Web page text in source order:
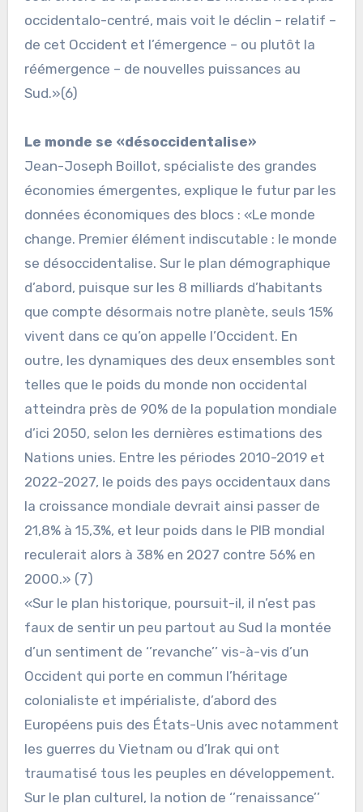
occidentalo-centré, mais voit le déclin – relatif –
de cet Occident et l’émergence – ou plutôt la
réémergence – de nouvelles puissances au
Sud.»(6)
Le monde se «désoccidentalise»
Jean-Joseph Boillot, spécialiste des grandes
économies émergentes, explique le futur par les
données économiques des blocs : «Le monde
change. Premier élément indiscutable : le monde
se désoccidentalise. Sur le plan démographique
d’abord, puisque sur les 8 milliards d’habitants
que compte désormais notre planète, seuls 15%
vivent dans ce qu’on appelle l’Occident. En
outre, les dynamiques des deux ensembles sont
telles que le poids du monde non occidental
atteindra près de 90% de la population mondiale
d’ici 2050, selon les dernières estimations des
Nations unies. Entre les périodes 2010-2019 et
2022-2027, le poids des pays occidentaux dans
la croissance mondiale devrait ainsi passer de
21,8% à 15,3%, et leur poids dans le PIB mondial
reculerait alors à 38% en 2027 contre 56% en
2000.» (7)
«Sur le plan historique, poursuit-il, il n’est pas
faux de sentir un peu partout au Sud la montée
d’un sentiment de ‘’revanche’’ vis-à-vis d’un
Occident qui porte en commun l’héritage
colonialiste et impérialiste, d’abord des
Européens puis des États-Unis avec notamment
les guerres du Vietnam ou d’Irak qui ont
traumatisé tous les peuples en développement.
Sur le plan culturel, la notion de ‘’renaissance’’